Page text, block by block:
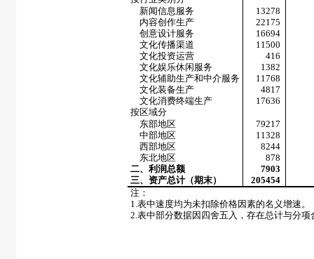
新闻信息服务
13278
内容创作生产
22175
创意设计服务
16694
文化传播渠道
11500
文化投资运营
416
文化娱乐休闲服务
1382
文化辅助生产和中介服务
11768
文化装备生产
4817
文化消费终端生产
17636
按区域分
东部地区
79217
中部地区
11328
西部地区
8244
东北地区
878
二、利润总额
7903
三、资产总计（期末）
205454
注：
1. 表中速度均为未扣除价格因素的名义增速。
2. 表中部分数据因四舍五入，存在总计与分项